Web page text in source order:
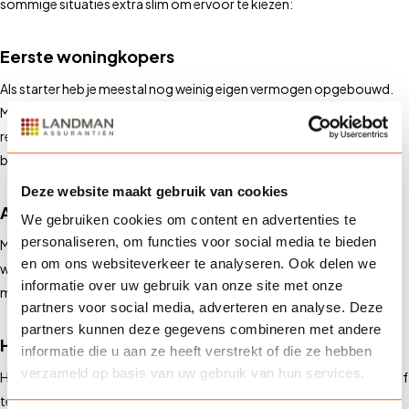
Deze website maakt gebruik van cookies
We gebruiken cookies om content en advertenties te
personaliseren, om functies voor social media te bieden
en om ons websiteverkeer te analyseren. Ook delen we
informatie over uw gebruik van onze site met onze
partners voor social media, adverteren en analyse. Deze
partners kunnen deze gegevens combineren met andere
informatie die u aan ze heeft verstrekt of die ze hebben
verzameld op basis van uw gebruik van hun services.
sommige situaties extra slim om ervoor te kiezen:
Eerste woningkopers
Als starter heb je meestal nog weinig eigen vermogen opgebouwd.
Mocht er onverhoopt iets misgaan, dan heb je minder financiële
reserves om op terug te vallen. NHG biedt dan een belangrijke extra
bescherming en zorgt vaak ook voor lagere maandlasten.
Alleenstaanden
Met één inkomen is het risico op financiële problemen groter dan
wanneer je samen een hypotheek hebt. NHG zorgt ervoor dat je
minder kwetsbaar bent bij onverwachte gebeurtenissen.
Huizenkopers die krap bij kas zitten
Heb je weinig ruimte in je budget? Dan kunnen onverwachte kosten of
tegenslagen snel voor problemen zorgen. Dankzij NHG kun je vaak